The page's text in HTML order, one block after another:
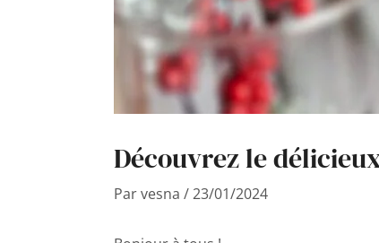
Découvrez le
Parvesna /23/01/2024